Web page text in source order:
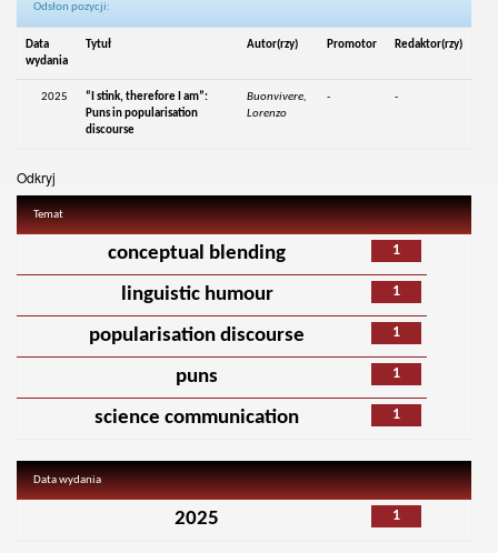
Odsłon pozycji:
Data
wydania
Tytuł Autor(rzy) Promotor Redaktor(rzy)
2025
“I stink, therefore I am”:
Puns in popularisation
discourse
Buonvivere,
Lorenzo
- -
Odkryj
Temat
1
conceptual blending
1
linguistic humour
1
popularisation discourse
1
puns
1
science communication
Data wydania
1
2025